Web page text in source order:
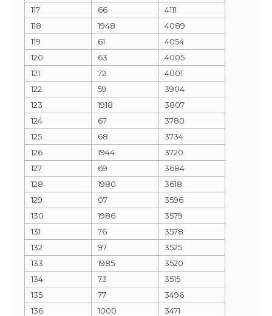
117
66
4111
118
1948
4089
119
61
4054
120
63
4005
121
72
4001
122
59
3904
123
1918
3807
124
67
3780
125
68
3734
126
1944
3720
127
69
3684
128
1980
3618
129
07
3596
130
1986
3579
131
76
3578
132
97
3525
133
1985
3520
134
73
3515
135
77
3496
136
1000
3471